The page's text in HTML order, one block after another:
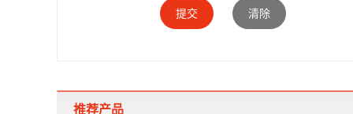
提交 清除
推荐产品